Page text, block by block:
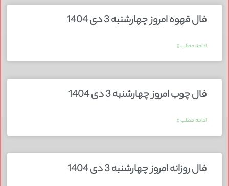
فال قهوه امروز چهارشنبه 3 دی 1404
ادامه مطلب »
فال چوب امروز چهارشنبه 3 دی 1404
ادامه مطلب »
فال روزانه امروز چهارشنبه 3 دی 1404